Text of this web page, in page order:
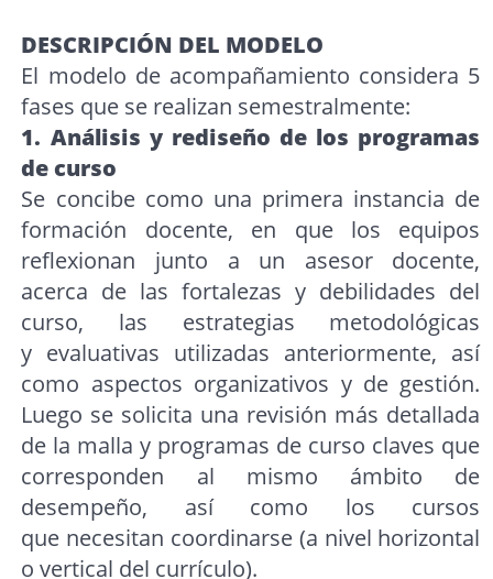
DESCRIPCIÓN DEL MODELO
El modelo de acompañamiento considera 5
fases que se realizan semestralmente:
1. Análisis y rediseño de los programas
de curso
Se concibe como una primera instancia de
formación docente, en que los equipos
reflexionan junto a un asesor docente,
acerca de las fortalezas y debilidades del
curso, las estrategias metodológicas
y evaluativas utilizadas anteriormente, así
como aspectos organizativos y de gestión.
Luego se solicita una revisión más detallada
de la malla y programas de curso claves que
corresponden al mismo ámbito de
desempeño, así como los cursos
que necesitan coordinarse (a nivel horizontal
o vertical del currículo).